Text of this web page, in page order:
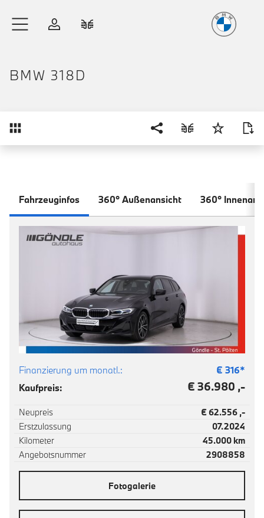
Anmelden
BMW 318D
Fahrzeuginfos 360° Außenansicht 360°
Finanzierung um monatl.: € 316*
Kaufpreis:
€ 36.980 ,-
Neupreis
€ 62.556 ,-
Erstzulassung
07.2024
Kilometer
45.000 km
Angebotsnummer
2908858
Fotogalerie